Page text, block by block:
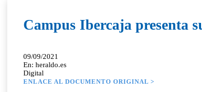
Campus Ibercaja presenta
09/09/2021
En: heraldo.es
Digital
ENLACE AL DOCUMENTO ORIGINAL >